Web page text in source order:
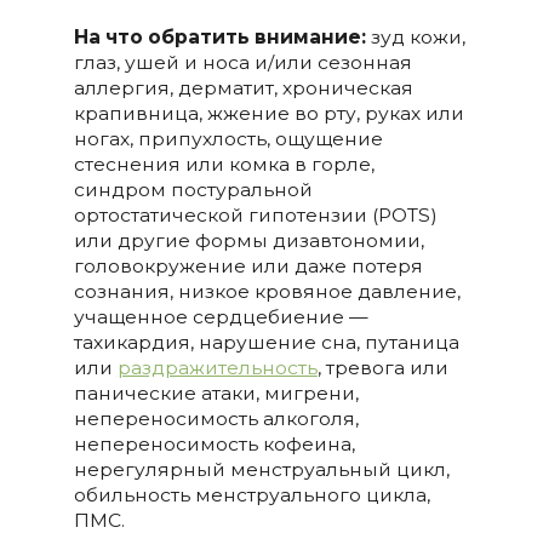
На что обратить внимание: зуд кожи,
глаз, ушей и носа и/или сезонная
аллергия, дерматит, хроническая
крапивница, жжение во рту, руках или
ногах, припухлость, ощущение
стеснения или комка в горле,
синдром постуральной
ортостатической гипотензии (POTS)
или другие формы дизавтономии,
головокружение или даже потеря
сознания, низкое кровяное давление,
учащенное сердцебиение —
тахикардия, нарушение сна, путаница
или раздражительность, тревога или
панические атаки, мигрени,
непереносимость алкоголя,
непереносимость кофеина,
нерегулярный менструальный цикл,
обильность менструального цикла,
ПМС.